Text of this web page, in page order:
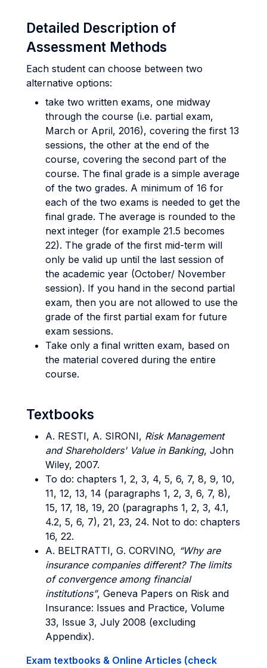
Detailed Description of
Assessment Methods
Each student can choose between two
alternative options:
take two written exams, one midway
through the course (i.e. partial exam,
March or April, 2016), covering the first 13
sessions, the other at the end of the
course, covering the second part of the
course. The final grade is a simple average
of the two grades. A minimum of 16 for
each of the two exams is needed to get the
final grade. The average is rounded to the
next integer (for example 21.5 becomes
22). The grade of the first mid-term will
only be valid up until the last session of
the academic year (October/ November
session). If you hand in the second partial
exam, then you are not allowed to use the
grade of the first partial exam for future
exam sessions.
Take only a final written exam, based on
the material covered during the entire
course.
Textbooks
A. RESTI, A. SIRONI, Risk Management
and Shareholders' Value in Banking, John
Wiley, 2007.
To do: chapters 1, 2, 3, 4, 5, 6, 7, 8, 9, 10,
11, 12, 13, 14 (paragraphs 1, 2, 3, 6, 7, 8),
15, 17, 18, 19, 20 (paragraphs 1, 2, 3, 4.1,
4.2, 5, 6, 7), 21, 23, 24. Not to do: chapters
16, 22.
A. BELTRATTI, G. CORVINO, “Why are
insurance companies different? The limits
of convergence among financial
institutions”, Geneva Papers on Risk and
Insurance: Issues and Practice, Volume
33, Issue 3, July 2008 (excluding
Appendix).
Exam textbooks & Online Articles (check